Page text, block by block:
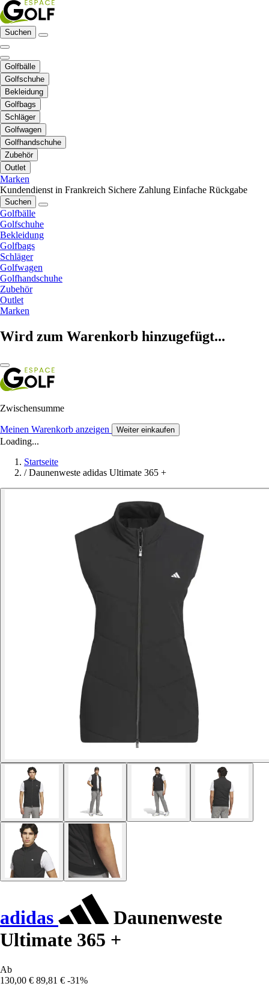
Suchen
Golfbälle
Golfschuhe
Bekleidung
Golfbags
Schläger
Golfwagen
Golfhandschuhe
Zubehör
Outlet
Marken
Kundendienst in Frankreich Sichere Zahlung Einfache Rückgabe
Suchen
Golfbälle
Golfschuhe
Bekleidung
Golfbags
Schläger
Golfwagen
Golfhandschuhe
Zubehör
Outlet
Marken
Wird zum Warenkorb hinzugefügt...
Zwischensumme
Meinen Warenkorb anzeigen Weiter einkaufen
Loading...
Startseite
/ Daunenweste adidas Ultimate 365 +
adidas
Daunenweste
Ultimate 365 +
Ab
130,00 € 89,81 € -31%